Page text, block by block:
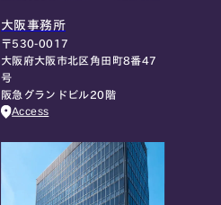
大阪事務所
〒530-0017
大阪府大阪市北区角田町8番47
号
阪急グランドビル20階
Access